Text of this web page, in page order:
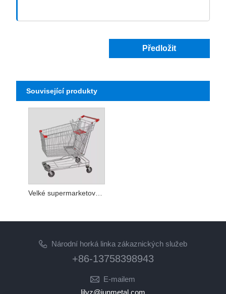
Předložit
Související produkty
Velké supermarketové nákupní vozíky 150L
Národní horká linka zákaznických služeb
+86-13758398943
E-mailem